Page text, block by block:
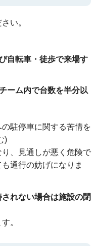
い。
自転車・徒歩で来場す
ーム内で台数を半分以
駐停車に関する苦情を
)
、見通しが悪く危険で
通行の妨げになりま
されない場合は施設の閉
。